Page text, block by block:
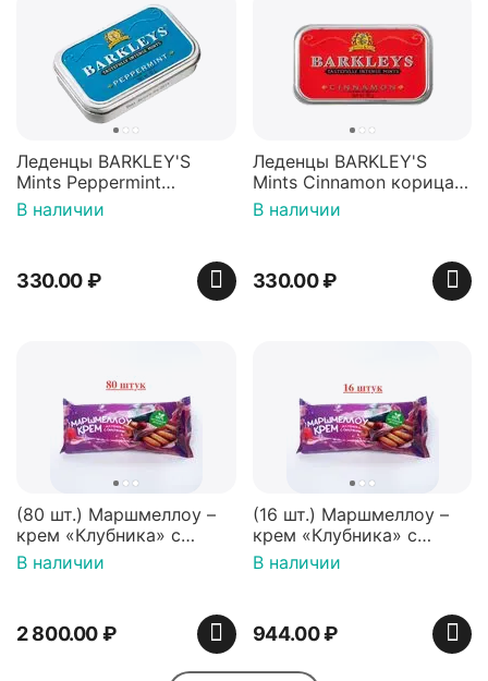
Леденцы BARKLEY'S
Mints Peppermint
перечная мята 50г,
Нидерланды
В наличии
330.00₽
Леденцы BARKLEY'S
Mints Cinnamon корица
50г, Нидерланды
В наличии
330.00₽
(80 шт.) Маршмеллоу –
крем «Клубника» с
палочками (ТМ
«Зефирный Лео»)
В наличии
2 800.00₽
(16 шт.) Маршмеллоу –
крем «Клубника» с
палочками (ТМ
«Зефирный Лео»)
В наличии
944.00₽